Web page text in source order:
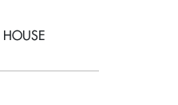
HOUSE